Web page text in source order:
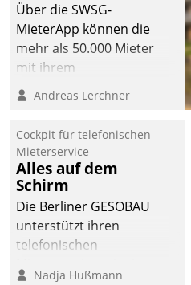
Über die SWSG-
MieterApp können die
mehr als 50.000 Mieter
mit ihrem
Wohnungsunternehmen
kommunizieren, auf dem
einsehen und ändern
oder
Schadensmeldungen
abgeben – rund um die
Uhr.
Andreas Lerchner
Cockpit für telefonischen
Mieterservice
Alles auf dem
Schirm
Die Berliner GESOBAU
unterstützt ihren
telefonischen
Nadja Hußmann